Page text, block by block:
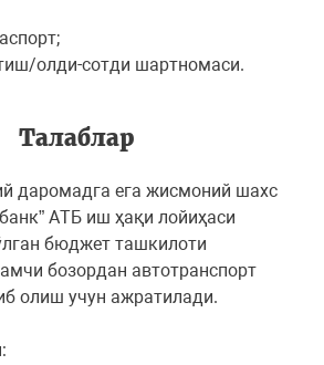
oлди-сoтди шартнoмаси.
Талаблар
даромадга ега жисмоний шахс
AТБ иш ҳақи лойиҳаси
бюджет ташкилоти
бозордан автотранспорт
олиш учун ажратилади.